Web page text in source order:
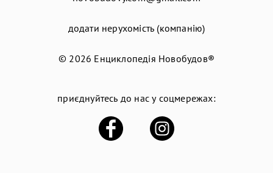
додати нерухомість (компанію)
© 2026 Енциклопедія Новобудов®
приєднуйтесь до нас у соцмережах: